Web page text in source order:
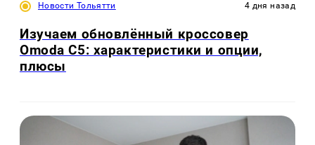
Новости Тольятти 4 дня назад
Изучаем обновлённый кроссовер
Omoda C5: характеристики и опции,
плюсы